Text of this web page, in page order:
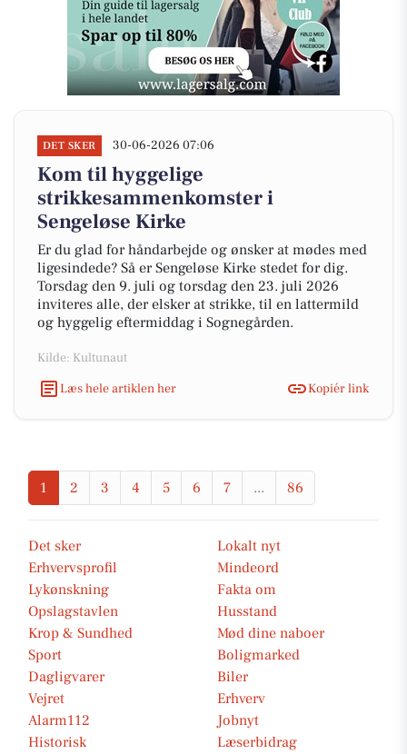
DET SKER 30-06-2026 07:06
Kom til hyggelige
strikkesammenkomster i
Sengeløse Kirke
Er du glad for håndarbejde og ønsker at mødes med
ligesindede? Så er Sengeløse Kirke stedet for dig.
Torsdag den 9. juli og torsdag den 23. juli 2026
inviteres alle, der elsker at strikke, til en lattermild
og hyggelig eftermiddag i Sognegården.
Kilde: Kultunaut
Læs hele artiklen her
Kopiér link
1 2 3 4 5 6 7 ... 86
Det sker
Lokalt nyt
Erhvervsprofil
Mindeord
Lykønskning
Fakta om
Opslagstavlen
Husstand
Krop & Sundhed
Mød dine naboer
Sport
Boligmarked
Dagligvarer
Biler
Vejret
Erhverv
Alarm112
Jobnyt
Historisk
Læserbidrag